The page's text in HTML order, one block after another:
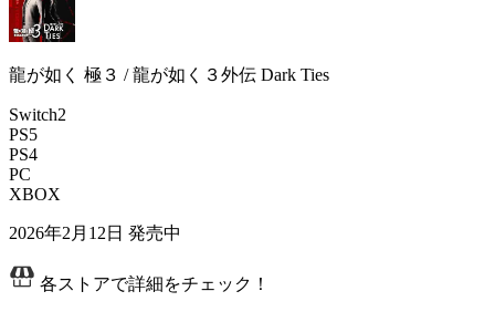
龍が如く 極３ / 龍が如く３外伝 Dark Ties
Switch2
PS5
PS4
PC
XBOX
2026年2月12日 発売中
各ストアで詳細をチェック！